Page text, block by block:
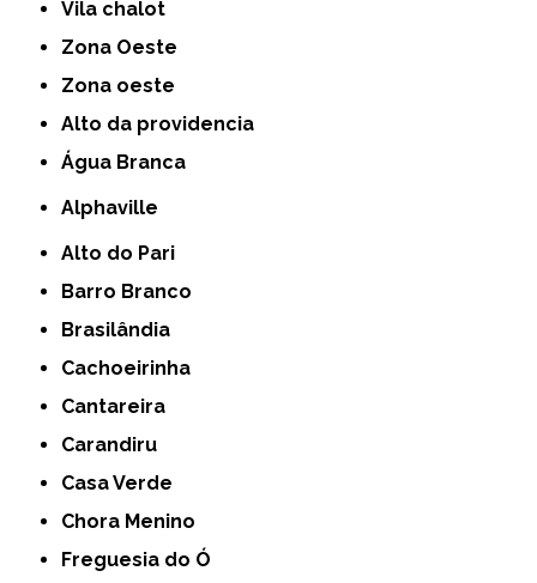
Vila chalot
Zona Oeste
Zona oeste
alto da providencia
Água Branca
Alphaville
Alto do Pari
Barro Branco
Brasilândia
Cachoeirinha
Cantareira
Carandiru
Casa Verde
Chora Menino
Freguesia do Ó